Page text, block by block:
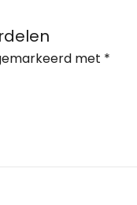
met *